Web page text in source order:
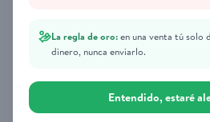
La regla de oro:en una venta tú solo
dinero, nunca enviarlo.
Entendido, estaré